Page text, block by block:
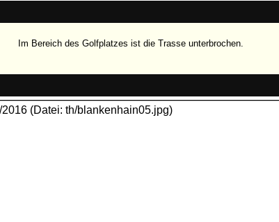
Im Bereich des Golfplatzes ist die Trasse unterbrochen.